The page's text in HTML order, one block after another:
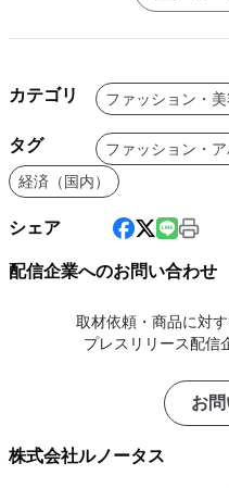
カテゴリ ファッション・美
タグ ファッション・
経済（国内）
シェア
配信企業へのお問い合わせ
取材依頼・商品に対
プレスリリース配信
お
株式会社ルノータス